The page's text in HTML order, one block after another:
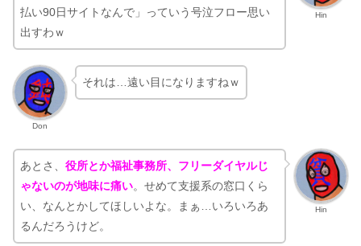
Hin
払い90日サイトなんで」っていう号泣フロー思い
出すわｗ
Don
それは…遠い目になりますねｗ
Hin
あとさ、 役所とか福祉事務所、フリーダイヤルじ
ゃないのが地味に痛い。せめて支援系の窓口くら
い、なんとかしてほしいよな。まぁ…いろいろあ
るんだろうけど。